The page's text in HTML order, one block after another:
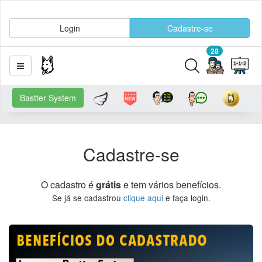
Login Cadastre-se
28
Bastter System
Cadastre-se
O cadastro égrátise tem vários benefícios.
Se já se cadastrou clique aquie faça login.